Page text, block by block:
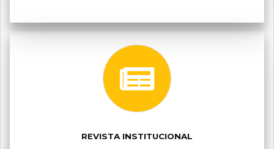
REVISTA INSTITUCIONAL